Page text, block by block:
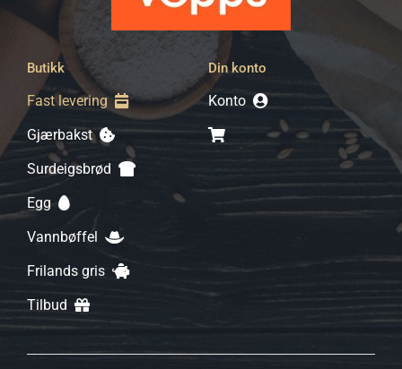
Butikk
Fast levering
Gjærbakst
Surdeigsbrød
Egg
Vannbøffel
Frilands gris
Tilbud
Din konto
Konto